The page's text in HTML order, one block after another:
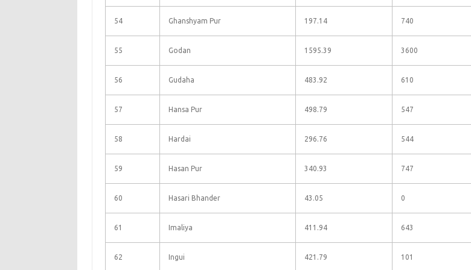
54 Ghanshyam Pur 197.14 740
55 Godan 1595.39 3600
56 Gudaha 483.92 610
57 Hansa Pur 498.79 547
58 Hardai 296.76 544
59 Hasan Pur 340.93 747
60 Hasari Bhander 43.05 0
61 Imaliya 411.94 643
62 Ingui 421.79 101